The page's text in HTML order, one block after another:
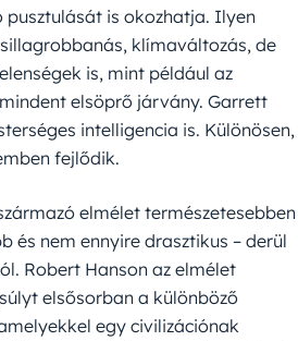
is okozhatja. Ilyen
klímaváltozás, de
is, mint például az
elsöprő járvány. Garrett
intelligencia is. Különösen,
fejlődik.
elmélet természetesebben
és nem ennyire drasztikus – derül
Robert Hanson az elmélet
elsősorban a különböző
egy civilizációnak